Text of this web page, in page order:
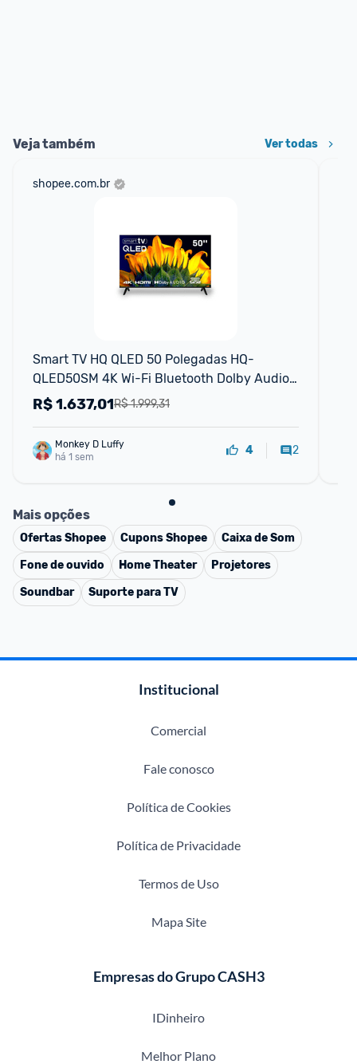
Veja também Ver todas
shopee.com.br
Smart TV HQ QLED 50 Polegadas HQ-
QLED50SM 4K Wi-Fi Bluetooth Dolby Audio
Apps Netflix YouTube e Prime Video 3 HDMI
R$ 1.999,31
R$1.637,01
Monkey D Luffy
há 1 sem
4 2
Mais opções
OfertasShopee CuponsShopee
Caixa de Som
Fone de ouvido
Home Theater
Projetores
Soundbar
Suporte para TV
Institucional
Comercial
Fale conosco
Política de Cookies
Política de Privacidade
Termos de Uso
Mapa Site
Empresas do Grupo CASH3
IDinheiro
Melhor Plano